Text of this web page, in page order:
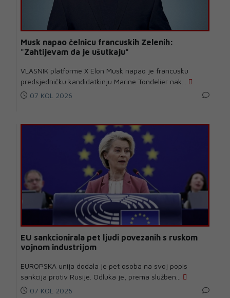
Musk napao čelnicu francuskih Zelenih:
"Zahtijevam da je ušutkaju"
VLASNIK platforme X Elon Musk napao je francusku
predsjedničku kandidatkinju Marine Tondelier nak...
07 KOL 2026
EU sankcionirala pet ljudi povezanih s ruskom
vojnom industrijom
EUROPSKA unija dodala je pet osoba na svoj popis
sankcija protiv Rusije. Odluka je, prema služben...
07 KOL 2026